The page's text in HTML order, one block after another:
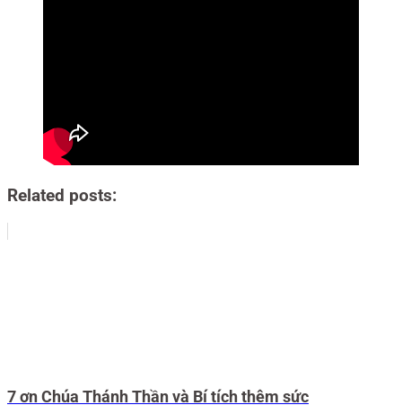
Related posts:
7 ơn Chúa Thánh Thần và Bí tích thêm sức